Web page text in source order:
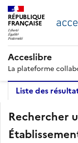
RÉPUBLIQUE
FRANÇAISE
Acceslibre
La plateforme
Liste des
Rechercher